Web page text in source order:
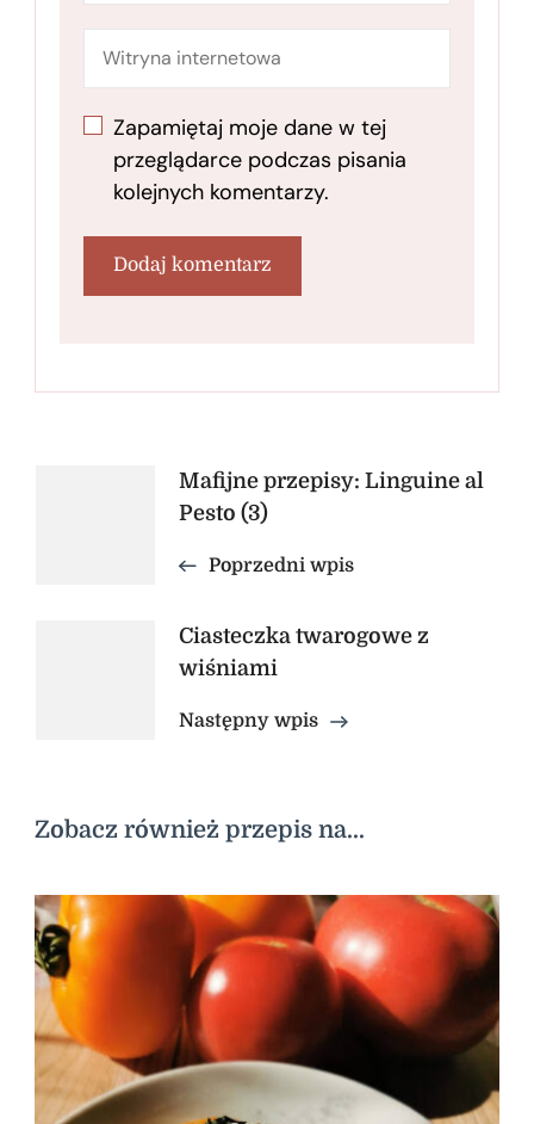
Zapamiętaj moje dane w tej
przeglądarce podczas pisania
kolejnych komentarzy.
NawigacjaMafijne przepisy: Linguine al
Pesto (3)
Poprzedni wpis
Ciasteczka twarogowe z
wiśniami
Następny wpis
Zobacz również przepis na...